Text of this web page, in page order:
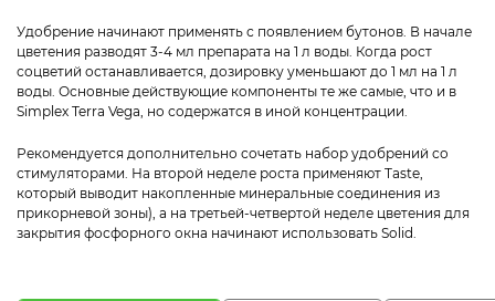
Удобрение начинают применять с появлением бутонов. В начале
цветения разводят 3-4 мл препарата на 1 л воды. Когда рост
соцветий останавливается, дозировку уменьшают до 1 мл на 1 л
воды. Основные действующие компоненты те же самые, что и в
Simplex Terra Vega, но содержатся в иной концентрации.
Рекомендуется дополнительно сочетать набор удобрений со
стимуляторами. На второй неделе роста применяют Taste,
который выводит накопленные минеральные соединения из
прикорневой зоны), а на третьей-четвертой неделе цветения для
закрытия фосфорного окна начинают использовать Solid.